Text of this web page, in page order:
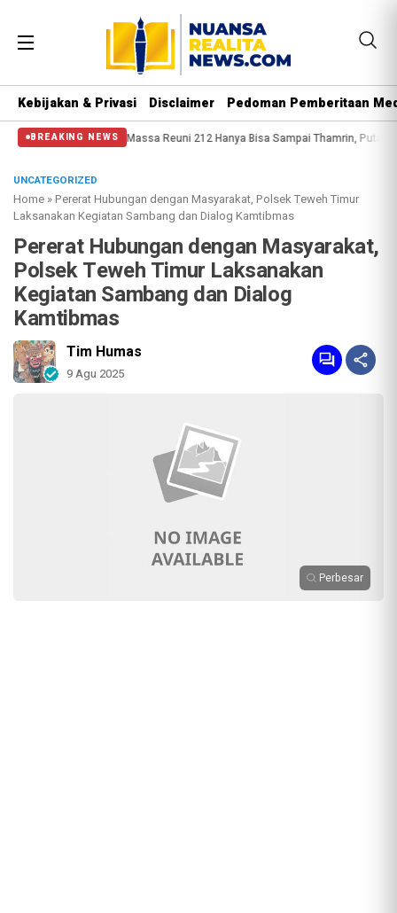
Kebijakan & Privasi Disclaimer Pedoman Pemberitaan
BREAKING NEWS
Nurani Massa Reuni 212 Hanya Bisa Sampai Thamrin, Putar Balik ke HI
UNCATEGORIZED
Home »Pererat Hubungan dengan Masyarakat, Polsek Teweh Timur
Laksanakan Kegiatan Sambang dan Dialog Kamtibmas
Pererat Hubungan dengan Masyarakat,
Polsek Teweh Timur Laksanakan
Kegiatan Sambang dan Dialog
Kamtibmas
Tim Humas
9 Agu 2025
Perbesar